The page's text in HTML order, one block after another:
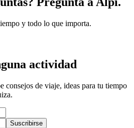
y todo lo que importa.
actividad
consejos de viaje, ideas para tu tiempo
Suscribirse